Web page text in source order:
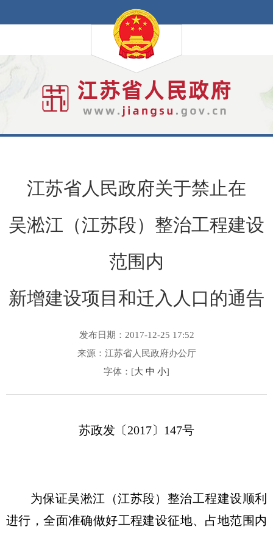
江苏省人民政府关于禁止在
吴淞江（江苏段）整治工程建设
范围内
新增建设项目和迁入人口的通告
发布日期：2017-12-25 17:52
来源：江苏省人民政府办公厅
字体：[大 中 小]
苏政发〔2017〕147号
为保证吴淞江（江苏段）整治工程建设顺利
进行，全面准确做好工程建设征地、占地范围内